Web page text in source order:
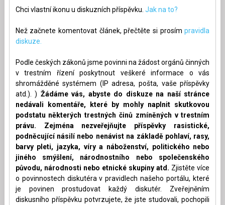
Chci vlastní ikonu u diskuzních příspěvku. Jak na to?
Než začnete komentovat článek, přečtěte si prosímpravidla
diskuze.
Podle českých zákonů jsme povinni na žádost orgánů činných
v trestním řízení poskytnout veškeré informace o vás
shromážděné systémem (IP adresa, pošta, vaše příspěvky
atd.). ) Žádáme vás, abyste do diskuze na naší stránce
nedávali komentáře, které by mohly naplnit skutkovou
podstatu některých trestných činů zmíněných v trestním
právu. Zejména nezveřejňujte příspěvky rasistické,
podněcující násilí nebo nenávist na základě pohlaví, rasy,
barvy pleti, jazyka, víry a náboženství, politického nebo
jiného smýšlení, národnostního nebo společenského
původu, národnosti nebo etnické skupiny atd. Zjistěte více
o povinnostech diskutéra v pravidlech našeho portálu, které
je povinen prostudovat každý diskutér. Zveřejněním
diskusního příspěvku potvrzujete, že jste studovali, pochopili